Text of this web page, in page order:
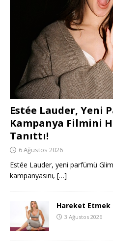
Estée Lauder, Yeni
Kampanya Filmini
Tanıttı!
6 Ağustos 2026
Estée Lauder, yeni parfümü
kampanyasını, […]
Hareket
3 Ağustos 2026